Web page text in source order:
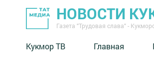
НОВОСТИ
Газета "Трудовая слава" -
Кукмор ТВ Главная